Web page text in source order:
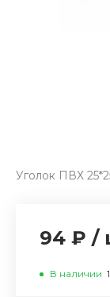
Уголок ПВХ
94 ₽ /
В наличии